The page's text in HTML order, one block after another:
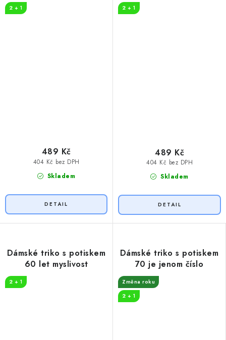
2 + 1
Skladem
404 Kč bez DPH
489 Kč
2 + 1
Skladem
404 Kč bez DPH
489 Kč
Dámské triko s potiskem
60 let myslivost
2 + 1
Dámské triko s potiskem
70 je jenom číslo
Změna roku
2 + 1